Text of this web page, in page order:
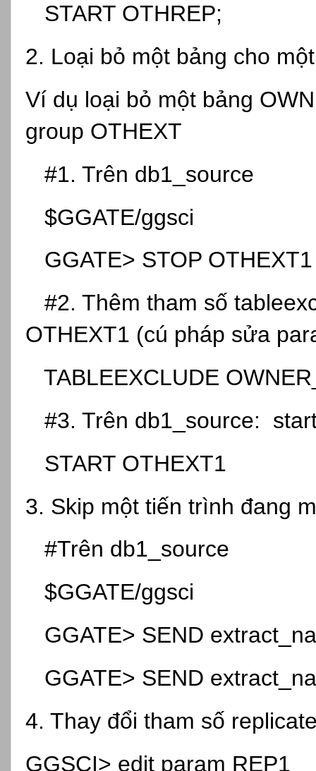
START OTHREP;
2. Loại bỏ một bảng cho
Ví dụ loại bỏ một bảng
group OTHEXT
#1. Trên db1_source
$GGATE/ggsci
GGATE> STOP
#2. Thêm tham số
OTHEXT1 (cú pháp sửa
TABLEEXCLUDE
#3. Trên db1_source:
START OTHEXT1
3. Skip một tiến trình đang
#Trên db1_source
$GGATE/ggsci
GGATE> SEND
GGATE> SEND
4. Thay đổi tham số
GGSCI> edit param REP1